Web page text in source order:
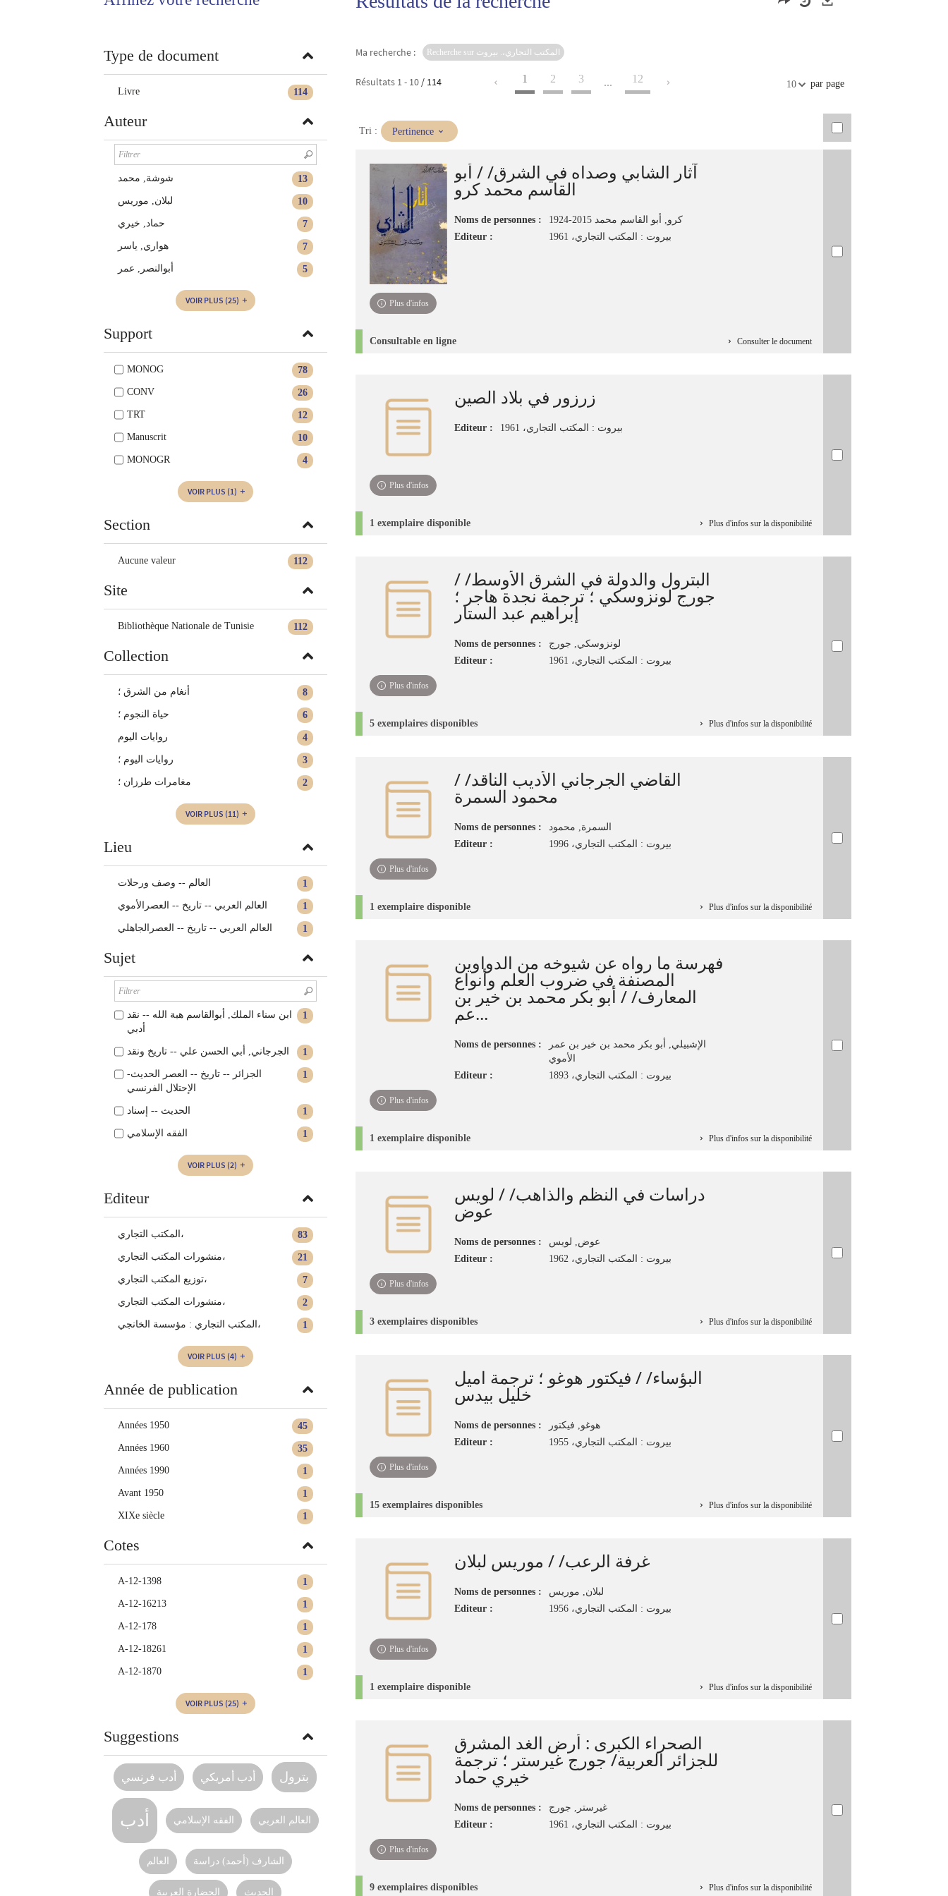
Ma recherche : Recherche sur المكتب التجاري،. بيروت
Résultats 1 - 10 / 114 1 2 3 ... 12 10 par page
Tri :(Mise
immédiate)
Pertinence
آثار الشابي وصداه في الشرق/ / أبو
القاسم محمد كرو
Noms de personnes :
كرو, أبو القاسم محمد 2015-1924
Editeur :
بيروت : المكتب التجاري، 1961
Plus d'infos
Consultable en ligne Consulter le document
زرزور في بلاد الصين
Editeur : بيروت : المكتب التجاري، 1961
Plus d'infos
1 exemplaire disponible Plus d'infos sur la disponibilité
البترول والدولة في الشرق الأوسط/ /
جورج لونزوسكي ؛ ترجمة نجدة هاجر ؛
إبراهيم عبد الستار
Noms de personnes :
لونزوسكي, جورج
Editeur :
بيروت : المكتب التجاري، 1961
Plus d'infos
5 exemplaires disponibles Plus d'infos sur la disponibilité
القاضي الجرجاني الأديب الناقد/ /
محمود السمرة
Noms de personnes :
السمرة, محمود
Editeur :
بيروت : المكتب التجاري، 1996
Plus d'infos
1 exemplaire disponible Plus d'infos sur la disponibilité
فهرسة ما رواه عن شيوخه من الدواوين
المصنفة في ضروب العلم وأنواع
المعارف/ / أبو بكر محمد بن خير بن
عم...
Noms de personnes :
الإشبيلي, أبو بكر محمد بن خير بن عمر
الأموي
Editeur :
بيروت : المكتب التجاري، 1893
Plus d'infos
1 exemplaire disponible Plus d'infos sur la disponibilité
دراسات في النظم والذاهب/ / لويس
عوض
Noms de personnes :
عوض, لويس
Editeur :
بيروت : المكتب التجاري، 1962
Plus d'infos
3 exemplaires disponibles Plus d'infos sur la disponibilité
البؤساء/ / فيكتور هوغو ؛ ترجمة اميل
خليل بيدس
Noms de personnes :
هوغو, فيكتور
Editeur :
بيروت : المكتب التجاري، 1955
Plus d'infos
15 exemplaires disponibles Plus d'infos sur la disponibilité
غرفة الرعب/ / موريس لبلان
Noms de personnes :
لبلان, موريس
Editeur :
بيروت : المكتب التجاري، 1956
Plus d'infos
1 exemplaire disponible Plus d'infos sur la disponibilité
الصحراء الكبرى : أرض الغد المشرق
للجزائر العربية/ جورج غيرستر ؛ ترجمة
خيري حماد
Noms de personnes :
غيرستر, جورج
Editeur :
بيروت : المكتب التجاري، 1961
Plus d'infos
9 exemplaires disponibles Plus d'infos sur la disponibilité
Type de document
114
Livre
Auteur
13 شوشة, محمد
10 لبلان, موريس
7 حماد, خيري
7 هواري, ياسر
5 أبوالنصر, عمر
VOIR PLUS (25)
Support
78
MONOG
26
CONV
12
TRT
10
Manuscrit
4
MONOGR
VOIR PLUS (1)
Section
112
Aucune valeur
Site
112
Bibliothèque Nationale de Tunisie
Collection
8 أنغام من الشرق ؛
6 حياة النجوم ؛
4 روايات اليوم
3 روايات اليوم ؛
2 مغامرات طرزان ؛
VOIR PLUS (11)
Lieu
1 العالم -- وصف ورحلات
1 العالم العربي -- تاريخ‏ -- ‏العصرالأموي‏
1 العالم العربي -- تاريخ‏ -- ‏العصرالجاهلي
Sujet
1
ابن سناء الملك, أبوالقاسم هبة الله -- نقد
أدبي
1 الجرجاني, أبي الحسن علي -- تاريخ ونقد
1
الجزائر -- تاريخ -- العصر الحديث-
الإحتلال الفرنسي
1 الحديث -- إسناد
1 الفقه الإسلامي
VOIR PLUS (2)
Editeur
83 المكتب التجاري،
21 منشورات المكتب التجاري،
7 توزيع المكتب التجاري،
2 منشورات المكتب التجاري‏،
1 المكتب التجاري : مؤسسة الخانجي،
VOIR PLUS (4)
Année de publication
45
Années 1950
35
Années 1960
1
Années 1990
1
Avant 1950
1
XIXe siècle
Cotes
1
A-12-1398
1
A-12-16213
1
A-12-178
1
A-12-18261
1
A-12-1870
VOIR PLUS (25)
Suggestions
أدب فرنسي أدب أمريكي بترول
أدب الفقه الإسلامي العالم العربي
العالم الشارف (أحمد) دراسة
الحضارة العربية الحديث